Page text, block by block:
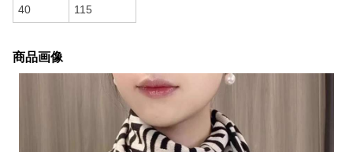
40 115
商品画像